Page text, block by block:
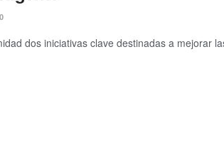
0
dos iniciativas clave destinadas a mejorar